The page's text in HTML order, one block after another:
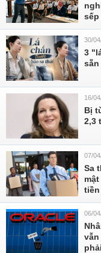
30/
3
16/
Bị
2,3
07/
Sa
06/